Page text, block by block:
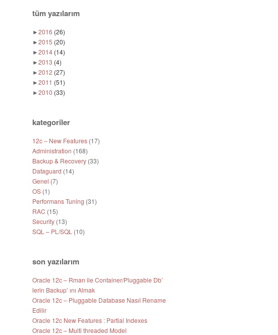
tüm yazılarım
►2016 (26)
►2015 (20)
►2014 (14)
►2013 (4)
►2012 (27)
►2011 (51)
►2010 (33)
kategoriler
12c – New Features (17)
Administration (168)
Backup & Recovery (33)
Dataguard (14)
Genel (7)
OS (1)
Performans Tuning (31)
RAC (15)
Security (13)
SQL – PL/SQL (10)
son yazılarım
Oracle 12c – Rman ile Container/Pluggable Db’
lerin Backup’ ını Almak
Oracle 12c – Pluggable Database Nasıl Rename
Edilir
Oracle 12c New Features : Partial Indexes
Oracle 12c – Multi threaded Model